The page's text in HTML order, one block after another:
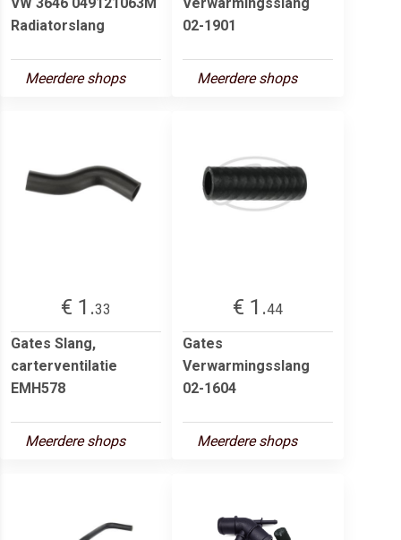
Radiatorslang
Meerdere shops
02-1901
Meerdere shops
€ 1.33
Gates Slang,
carterventilatie
EMH578
Meerdere shops
€ 1.44
Gates
Verwarmingsslang
02-1604
Meerdere shops